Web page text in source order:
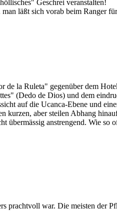
Geschrei veranstalten!
läßt sich vorab beim Ranger
la Ruleta" gegenüber dem
(Dedo de Dios) und dem
auf die Ucanca-Ebene und
aber steilen Abhang
anstrengend. Wie so
war. Die meisten der